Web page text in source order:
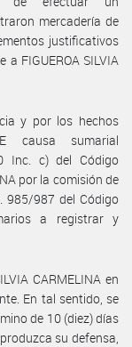
mercadería de
justificativos
FIGUEROA SILVIA
y por los hechos
causa sumarial
Inc. c) del Código
por la comisión de
985/987 del Código
a registrar y
CARMELINA en
En tal sentido, se
de 10 (diez) días
su defensa,